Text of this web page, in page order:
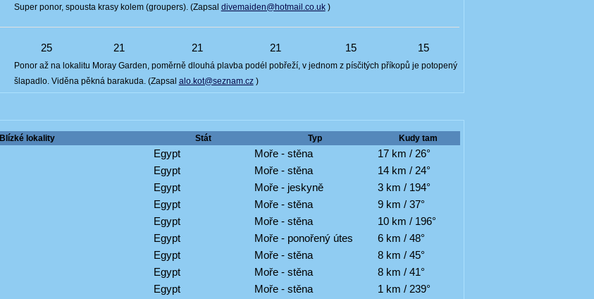
Super ponor, spousta krasy kolem (groupers). (Zapsal divemaiden@hotmail.co.uk)
25 21 21 21 15 15
Ponor až na lokalitu Moray Garden, poměrně dlouhá plavba podél pobřeží, v jednom z písčitých příkopů je potopený
šlapadlo. Viděna pěkná barakuda. (Zapsal alo.kot@seznam.cz)
Blízké lokality Stát Typ Kudy tam
Egypt Moře - stěna
17 km / 26°
Egypt Moře - stěna
14 km / 24°
Egypt Moře - jeskyně
3 km / 194°
Egypt Moře - stěna
9 km / 37°
Egypt Moře - stěna
10 km / 196°
Egypt Moře - ponořený útes
6 km / 48°
Egypt Moře - stěna
8 km / 45°
Egypt Moře - stěna
8 km / 41°
Egypt Moře - stěna
1 km / 239°